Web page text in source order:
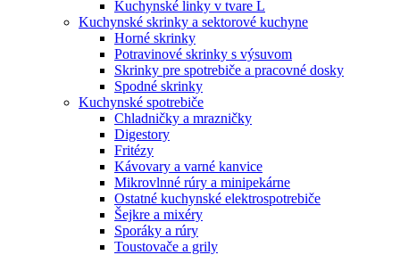
Kuchynské linky v tvare L
Kuchynské skrinky a sektorové kuchyne
Horné skrinky
Potravinové skrinky s výsuvom
Skrinky pre spotrebiče a pracovné dosky
Spodné skrinky
Kuchynské spotrebiče
Chladničky a mrazničky
Digestory
Fritézy
Kávovary a varné kanvice
Mikrovlnné rúry a minipekárne
Ostatné kuchynské elektrospotrebiče
Šejkre a mixéry
Sporáky a rúry
Toustovače a grily